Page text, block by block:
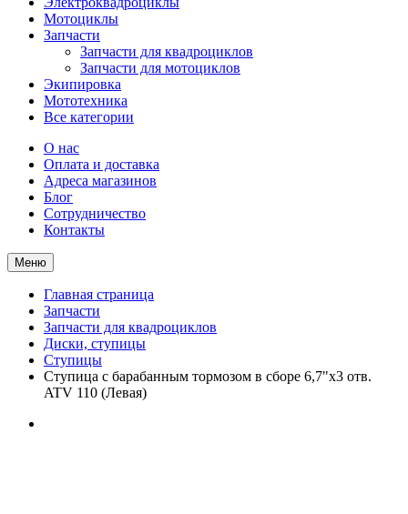
Мотоциклы
Запчасти
Запчасти для квадроциклов
Запчасти для мотоциклов
Экипировка
Мототехника
Все категории
О нас
Оплата и доставка
Адреса магазинов
Блог
Сотрудничество
Контакты
Меню
Главная страница
Запчасти
Запчасти для квадроциклов
Диски, ступицы
Ступицы
Ступица с барабанным тормозом в сборе 6,7"х3 отв.
ATV 110 (Левая)